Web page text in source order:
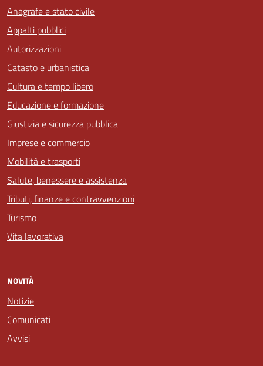
Anagrafe e stato civile
Appalti pubblici
Autorizzazioni
Catasto e urbanistica
Cultura e tempo libero
Educazione e formazione
Giustizia e sicurezza pubblica
Imprese e commercio
Mobilità e trasporti
Salute, benessere e assistenza
Tributi, finanze e contravvenzioni
Turismo
Vita lavorativa
NOVITÀ
Notizie
Comunicati
Avvisi